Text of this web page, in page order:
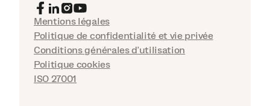
Mentions légales
Politique de confidentialité et vie privée
Conditions générales d'utilisation
Politique cookies
ISO 27001